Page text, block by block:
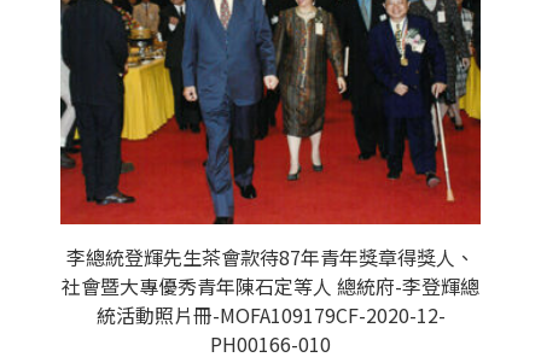
李總統登輝先生茶會款待87年青年獎章得獎人、
社會暨大專優秀青年陳石定等人 總統府-李登輝總
統活動照片冊-MOFA109179CF-2020-12-
PH00166-010